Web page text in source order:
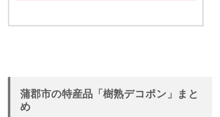
蒲郡市の特産品「樹熟デコポン」まと
め